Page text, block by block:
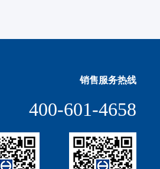
销售服务热线
400-601-4658